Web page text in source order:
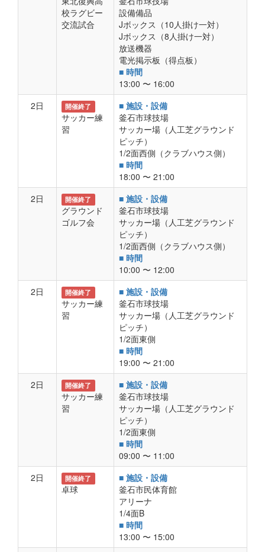
校ラグビー
交流試合
設備備品
Jボックス（10人掛け一対）
Jボックス（8人掛け一対）
放送機器
電光掲示板（得点板）
■ 時間
13:00 〜 16:00
2日
開催終了
サッカー練
習
■ 施設・設備
釜石市球技場
サッカー場（人工芝グラウンド
ピッチ）
1/2面西側（クラブハウス側）
■ 時間
18:00 〜 21:00
2日
開催終了
グラウンド
ゴルフ会
■ 施設・設備
釜石市球技場
サッカー場（人工芝グラウンド
ピッチ）
1/2面西側（クラブハウス側）
■ 時間
10:00 〜 12:00
2日
開催終了
サッカー練
習
■ 施設・設備
釜石市球技場
サッカー場（人工芝グラウンド
ピッチ）
1/2面東側
■ 時間
19:00 〜 21:00
2日
開催終了
サッカー練
習
■ 施設・設備
釜石市球技場
サッカー場（人工芝グラウンド
ピッチ）
1/2面東側
■ 時間
09:00 〜 11:00
2日
開催終了
卓球
■ 施設・設備
釜石市民体育館
アリーナ
1/4面B
■ 時間
13:00 〜 15:00